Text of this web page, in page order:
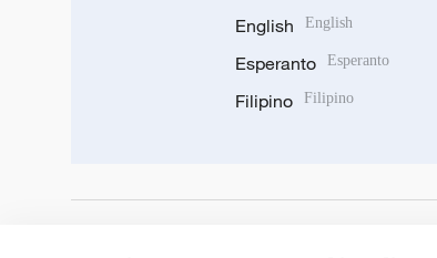
English English
Esperanto Esperanto
Filipino Filipino